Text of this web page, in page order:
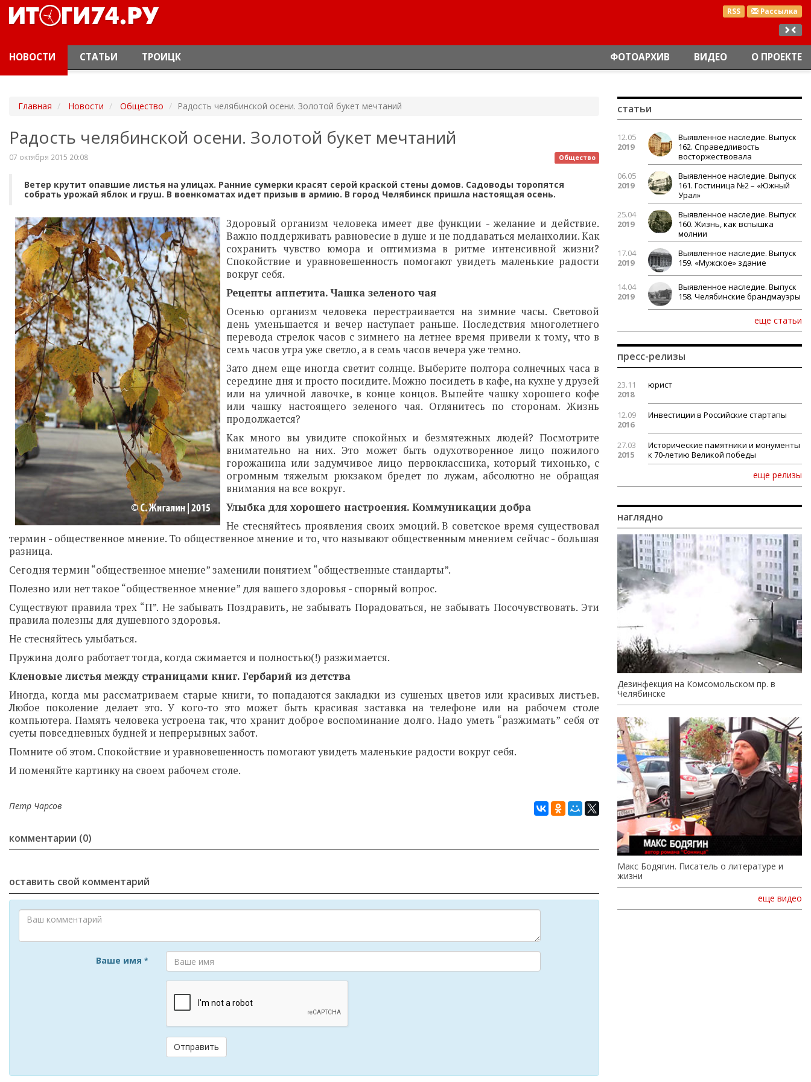
RSS Рассылка
НОВОСТИ СТАТЬИ ТРОИЦК ФОТОАРХИВ ВИДЕО О ПРОЕКТЕ
Главная Новости Общество Радость челябинской осени. Золотой букет мечтаний
Радость челябинской осени. Золотой букет мечтаний
Общество
07 октября 2015 20:08
Ветер крутит опавшие листья на улицах. Ранние сумерки красят серой краской стены домов. Садоводы торопятся
собрать урожай яблок и груш. В военкоматах идет призыв в армию. В город Челябинск пришла настоящая осень.
Здоровый организм человека имеет две функции - желание и действие.
Важно поддерживать равновесие в душе и не поддаваться меланхолии. Как
сохранить чувство юмора и оптимизма в ритме интенсивной жизни?
Спокойствие и уравновешенность помогают увидеть маленькие радости
вокруг себя.
Рецепты аппетита. Чашка зеленого чая
Осенью организм человека перестраивается на зимние часы. Световой
день уменьшается и вечер наступает раньше. Последствия многолетнего
перевода стрелок часов с зимнего на летнее время привели к тому, что в
семь часов утра уже светло, а в семь часов вечера уже темно.
Зато днем еще иногда светит солнце. Выберите полтора солнечных часа в
середине дня и просто посидите. Можно посидеть в кафе, на кухне у друзей
или на уличной лавочке, в конце концов. Выпейте чашку хорошего кофе
или чашку настоящего зеленого чая. Оглянитесь по сторонам. Жизнь
продолжается?
Как много вы увидите спокойных и безмятежных людей? Посмотрите
внимательно на них. Это может быть одухотворенное лицо пожилого
горожанина или задумчивое лицо первоклассника, который тихонько, с
огромным тяжелым рюкзаком бредет по лужам, абсолютно не обращая
внимания на все вокруг.
Улыбка для хорошего настроения. Коммуникации добра
Не стесняйтесь проявления своих эмоций. В советское время существовал
термин - общественное мнение. То общественное мнение и то, что называют общественным мнением сейчас - большая
разница.
Сегодня термин “общественное мнение” заменили понятием “общественные стандарты”.
Полезно или нет такое “общественное мнение” для вашего здоровья - спорный вопрос.
Существуют правила трех “П”. Не забывать Поздравить, не забывать Порадоваться, не забывать Посочувствовать. Эти
правила полезны для душевного здоровья.
Не стесняйтесь улыбаться.
Пружина долго работает тогда, когда сжимается и полностью(!) разжимается.
Кленовые листья между страницами книг. Гербарий из детства
Иногда, когда мы рассматриваем старые книги, то попадаются закладки из сушеных цветов или красивых листьев.
Любое поколение делает это. У кого-то это может быть красивая заставка на телефоне или на рабочем столе
компьютера. Память человека устроена так, что хранит доброе воспоминание долго. Надо уметь “разжимать” себя от
суеты повседневных будней и непрерывных забот.
Помните об этом. Спокойствие и уравновешенность помогают увидеть маленькие радости вокруг себя.
И поменяйте картинку на своем рабочем столе.
Петр Чарсов
комментарии (0)
оставить свой комментарий
Ваше имя *
Отправить
статьи
12.05
2019
Выявленное наследие. Выпуск
162. Справедливость
восторжествовала
06.05
2019
Выявленное наследие. Выпуск
161. Гостиница №2 – «Южный
Урал»
25.04
2019
Выявленное наследие. Выпуск
160. Жизнь, как вспышка
молнии
17.04
2019
Выявленное наследие. Выпуск
159. «Мужское» здание
14.04
2019
Выявленное наследие. Выпуск
158. Челябинские брандмауэры
еще статьи
пресс-релизы
23.11
2018
юрист
12.09
2016
Инвестиции в Российские стартапы
27.03
2015
Исторические памятники и монументы
к 70-летию Великой победы
еще релизы
наглядно
Дезинфекция на Комсомольском пр. в
Челябинске
Макс Бодягин. Писатель о литературе и
жизни
еще видео